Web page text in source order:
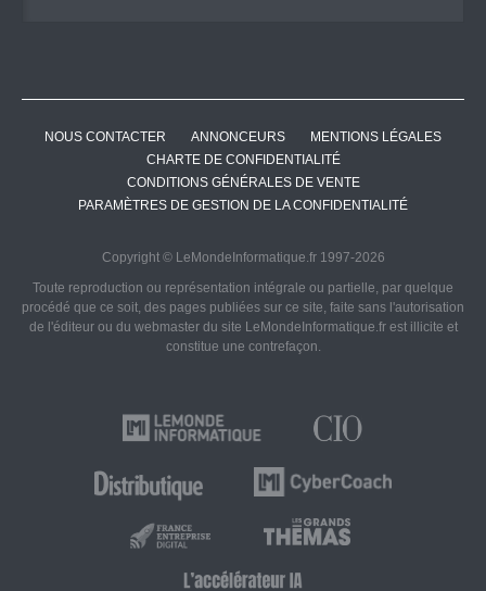
NOUS CONTACTER ANNONCEURS
MENTIONS LÉGALES
CHARTE DE CONFIDENTIALITÉ
CONDITIONS GÉNÉRALES DE VENTE
PARAMÈTRES DE GESTION DE LA CONFIDENTIALITÉ
Copyright © LeMondeInformatique.fr 1997-2026
Toute reproduction ou représentation intégrale ou partielle, par quelque
procédé que ce soit, des pages publiées sur ce site, faite sans l'autorisation
de l'éditeur ou du webmaster du site LeMondeInformatique.fr est illicite et
constitue une contrefaçon.